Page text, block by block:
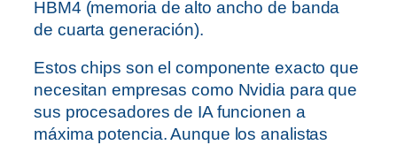
HBM4 (memoria de alto ancho de banda
de cuarta generación).
Estos chips son el componente exacto que
necesitan empresas como Nvidia para que
sus procesadores de IA funcionen a
máxima potencia. Aunque los analistas